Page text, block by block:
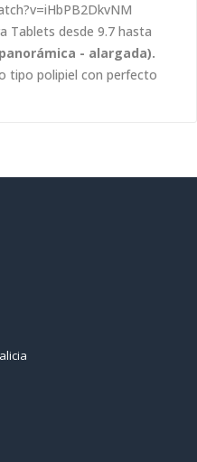
Tablets desde 9.7 hasta
- alargada).
tipo polipiel con perfecto